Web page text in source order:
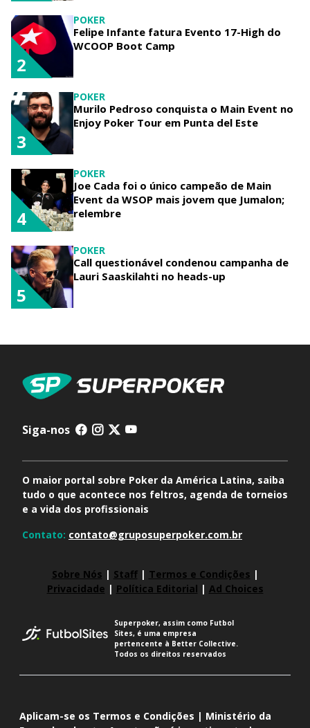
POKER
Felipe Infante fatura Evento 17-High do
WCOOP Boot Camp
2
POKER
Murilo Pedroso conquista o Main Event no
Enjoy Poker Tour em Punta del Este
3
POKER
Joe Cada foi o único campeão de Main
Event da WSOP mais jovem que Jumalon;
relembre
4
POKER
Call questionável condenou campanha de
Lauri Saaskilahti no heads-up
5
Siga-nos
O maior portal sobre Poker da América Latina, saiba
tudo o que acontece nos feltros, agenda de torneios
e a vida dos profissionais
Contato: contato@gruposuperpoker.com.br
Sobre Nós | Staff| Termos e Condições |
Privacidade | Política Editorial | Ad Choices
Superpoker, assim como Futbol
Sites, é uma empresa
pertencente à Better Collective.
Todos os direitos reservados
Aplicam-se os Termos e Condições | Ministério da